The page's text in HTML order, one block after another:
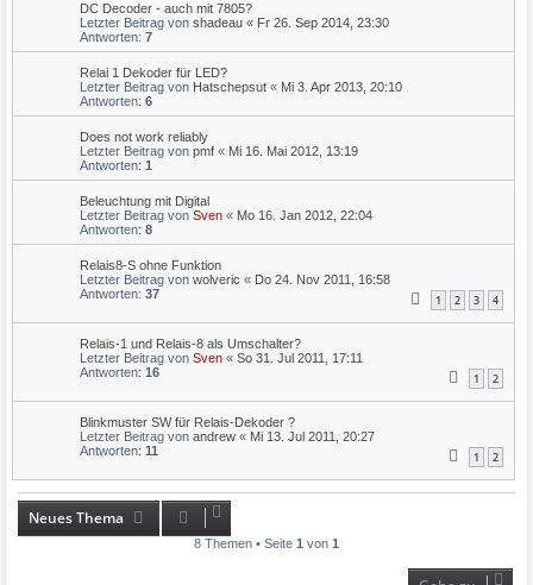
DC Decoder - auch mit 7805?
Letzter Beitrag von shadeau « Fr 26. Sep 2014, 23:30
Antworten: 7
Relai 1 Dekoder für LED?
Letzter Beitrag von Hatschepsut « Mi 3. Apr 2013, 20:10
Antworten: 6
Does not work reliably
Letzter Beitrag von pmf « Mi 16. Mai 2012, 13:19
Antworten: 1
Beleuchtung mit Digital
Letzter Beitrag von Sven « Mo 16. Jan 2012, 22:04
Antworten: 8
Relais8-S ohne Funktion
Letzter Beitrag von wolveric « Do 24. Nov 2011, 16:58
Antworten: 37 1 2 3 4
Relais-1 und Relais-8 als Umschalter?
Letzter Beitrag von Sven « So 31. Jul 2011, 17:11
Antworten: 16 1 2
Blinkmuster SW für Relais-Dekoder ?
Letzter Beitrag von andrew « Mi 13. Jul 2011, 20:27
Antworten: 11 1 2
Neues Thema
8 Themen • Seite 1 von 1